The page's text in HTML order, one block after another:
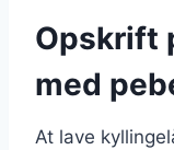
Opskrift
med
At lave